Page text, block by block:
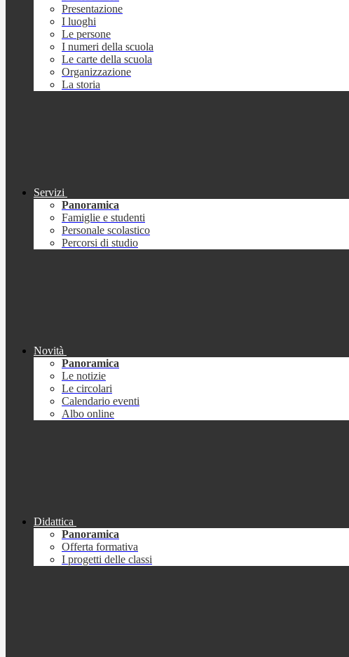
Presentazione
I luoghi
Le persone
I numeri della scuola
Le carte della scuola
Organizzazione
La storia
Servizi
Panoramica
Famiglie e studenti
Personale scolastico
Percorsi di studio
Novità
Panoramica
Le notizie
Le circolari
Calendario eventi
Albo online
Didattica
Panoramica
Offerta formativa
I progetti delle classi